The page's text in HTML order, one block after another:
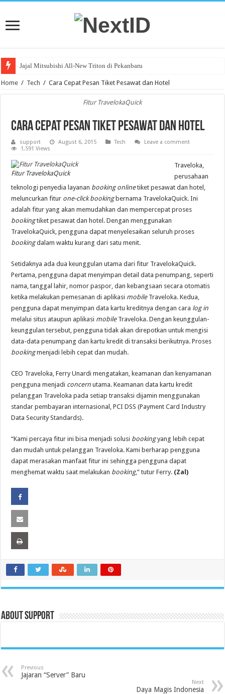
Jajal Mitsubishi All-New Triton di Pekanbaru
Home / Tech / Cara Cepat Pesan Tiket Pesawat dan Hotel
Fitur TravelokaQuick
Cara Cepat Pesan Tiket Pesawat dan Hotel
support August 6, 2015 Tech
Leave a comment
1,591 Views
Fitur TravelokaQuick
Traveloka,
perusahaan
teknologi penyedia layanan booking onlinetiket pesawat dan hotel,
meluncurkan fitur one-click bookingbernama TravelokaQuick. Ini
adalah fitur yang akan memudahkan dan mempercepat proses
bookingtiket pesawat dan hotel. Dengan menggunakan
TravelokaQuick, pengguna dapat menyelesaikan seluruh proses
bookingdalam waktu kurang dari satu menit.
Setidaknya ada dua keunggulan utama dari fitur TravelokaQuick.
Pertama, pengguna dapat menyimpan detail data penumpang, seperti
nama, tanggal lahir, nomor paspor, dan kebangsaan secara otomatis
ketika melakukan pemesanan di aplikasi mobileTraveloka. Kedua,
pengguna dapat menyimpan data kartu kreditnya dengan cara log in
melalui situs ataupun aplikasi mobileTraveloka. Dengan keunggulan-
keunggulan tersebut, pengguna tidak akan direpotkan untuk mengisi
data-data penumpang dan kartu kredit di transaksi berikutnya. Proses
bookingmenjadi lebih cepat dan mudah.
CEO Traveloka, Ferry Unardi mengatakan, keamanan dan kenyamanan
pengguna menjadi concern utama. Keamanan data kartu kredit
pelanggan Traveloka pada setiap transaksi dijamin menggunakan
standar pembayaran internasional, PCI DSS (Payment Card Industry
Data Security Standards).
“Kami percaya fitur ini bisa menjadi solusi bookingyang lebih cepat
dan mudah untuk pelanggan Traveloka. Kami berharap pengguna
dapat merasakan manfaat fitur ini sehingga pengguna dapat
menghemat waktu saat melakukan booking,” tutur Ferry. (Zal)
About support
Previous
Jajaran “Server” Baru
Next
Daya Magis Indonesia